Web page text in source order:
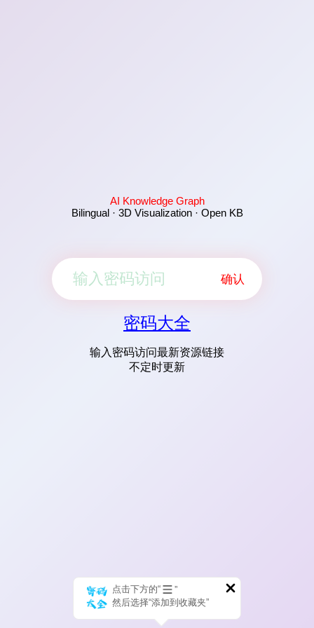
AI Knowledge Graph
Bilingual · 3D Visualization · Open KB
确认
密码大全
输入密码访问最新资源链接
不定时更新
点击下方的“
”
然后选择“添加到收藏夹”